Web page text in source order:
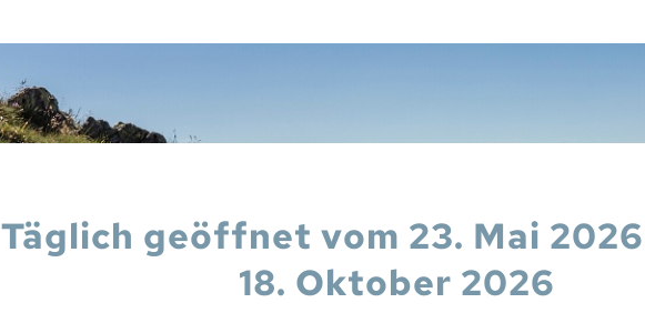
Täglich geöffnet vom 23. Mai
18. Oktober 2026